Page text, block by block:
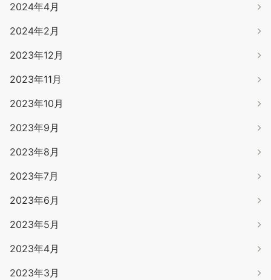
2024年4月
2024年2月
2023年12月
2023年11月
2023年10月
2023年9月
2023年8月
2023年7月
2023年6月
2023年5月
2023年4月
2023年3月